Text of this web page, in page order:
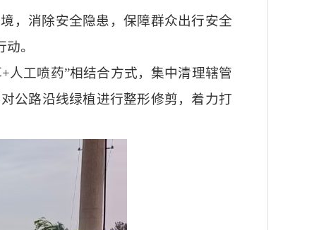
，消除安全隐患，保障群众出行安全
。
人工喷药”相结合方式，集中清理辖管
公路沿线绿植进行整形修剪，着力打